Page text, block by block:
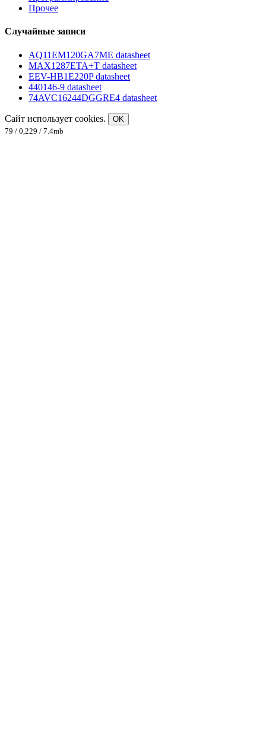
Прочее
Случайные записи
AQ11EM120GA7ME datasheet
MAX1287ETA+T datasheet
EEV-HB1E220P datasheet
440146-9 datasheet
74AVC16244DGGRE4 datasheet
Сайт использует cookies.
OK
79 / 0,229 / 7.4mb